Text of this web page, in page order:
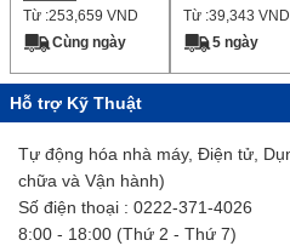
miếng mỗi gói】
Từ :253,659 VND
Cùng ngày
Từ :39,343 VND
5 ngày
Hỗ trợ Kỹ Thuật
Tự động hóa nhà máy, Điện tử,
chữa và Vận hành)
Số điện thoại : 0222-371-4026
8:00 - 18:00 (Thứ 2 - Thứ 7)